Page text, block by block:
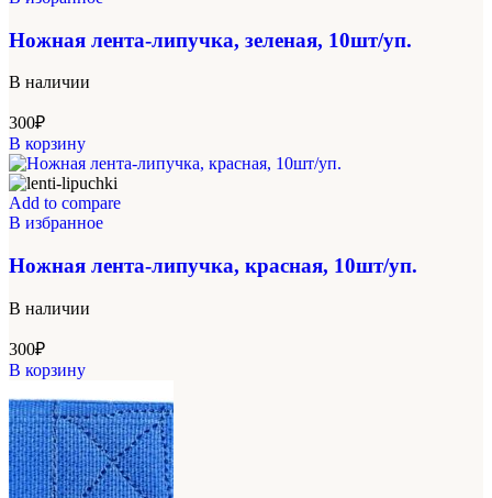
Ножная лента-липучка, зеленая, 10шт/уп.
В наличии
300₽
В корзину
Add to compare
В избранное
Ножная лента-липучка, красная, 10шт/уп.
В наличии
300₽
В корзину